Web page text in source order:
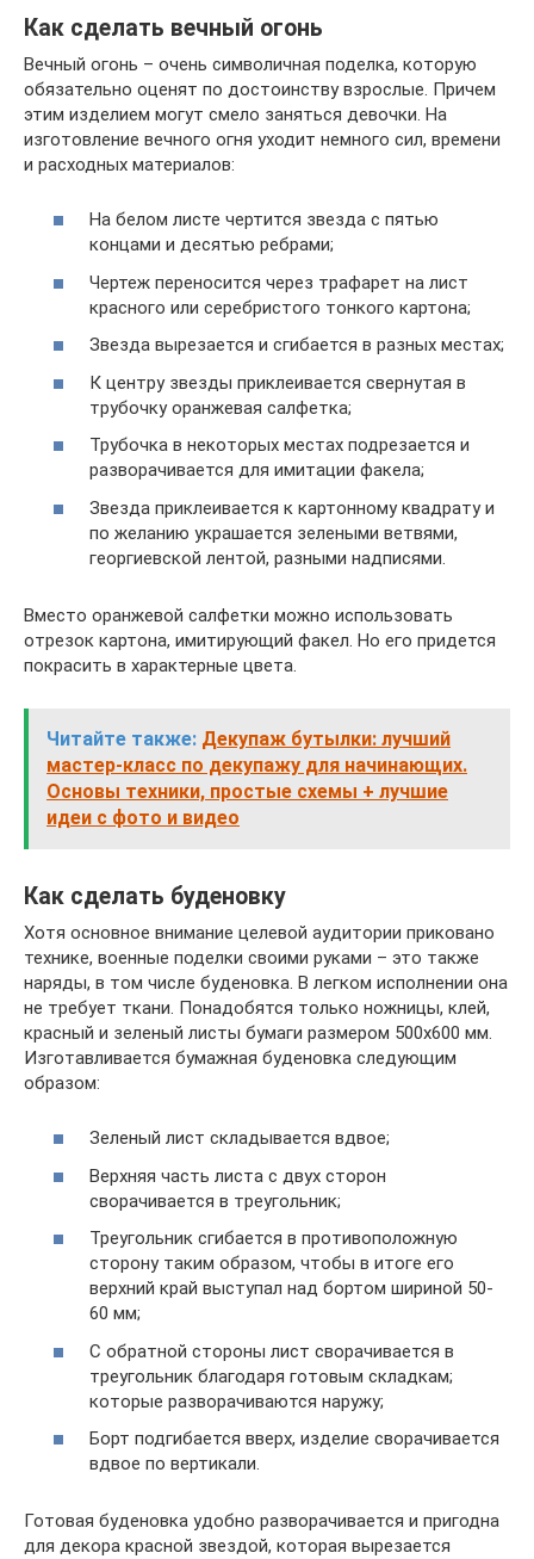
Как сделать вечный огонь
Вечный огонь – очень символичная поделка, которую
обязательно оценят по достоинству взрослые. Причем
этим изделием могут смело заняться девочки. На
изготовление вечного огня уходит немного сил, времени
и расходных материалов:
На белом листе чертится звезда с пятью
концами и десятью ребрами;
Чертеж переносится через трафарет на лист
красного или серебристого тонкого картона;
Звезда вырезается и сгибается в разных местах;
К центру звезды приклеивается свернутая в
трубочку оранжевая салфетка;
Трубочка в некоторых местах подрезается и
разворачивается для имитации факела;
Звезда приклеивается к картонному квадрату и
по желанию украшается зелеными ветвями,
георгиевской лентой, разными надписями.
Вместо оранжевой салфетки можно использовать
отрезок картона, имитирующий факел. Но его придется
покрасить в характерные цвета.
Читайте также: Декупаж бутылки: лучший
мастер-класс по декупажу для начинающих.
Основы техники, простые схемы + лучшие
идеи с фото и видео
Как сделать буденовку
Хотя основное внимание целевой аудитории приковано
технике, военные поделки своими руками – это также
наряды, в том числе буденовка. В легком исполнении она
не требует ткани. Понадобятся только ножницы, клей,
красный и зеленый листы бумаги размером 500х600 мм.
Изготавливается бумажная буденовка следующим
образом:
Зеленый лист складывается вдвое;
Верхняя часть листа с двух сторон
сворачивается в треугольник;
Треугольник сгибается в противоположную
сторону таким образом, чтобы в итоге его
верхний край выступал над бортом шириной 50-
60 мм;
С обратной стороны лист сворачивается в
треугольник благодаря готовым складкам;
которые разворачиваются наружу;
Борт подгибается вверх, изделие сворачивается
вдвое по вертикали.
Готовая буденовка удобно разворачивается и пригодна
для декора красной звездой, которая вырезается